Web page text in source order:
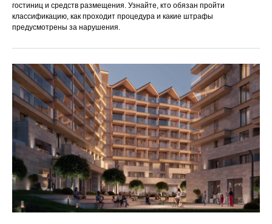
гостиниц и средств размещения. Узнайте, кто обязан пройти
классификацию, как проходит процедура и какие штрафы
предусмотрены за нарушения.